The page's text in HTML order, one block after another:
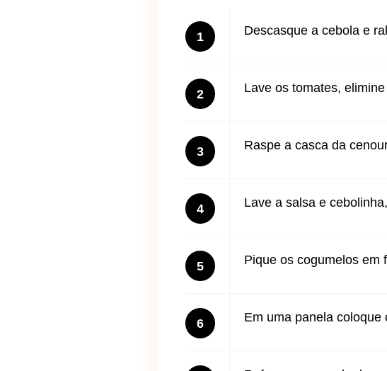
1 Descasque a cebola e
2 Lave os tomates,
3 Raspe a casca da
4 Lave a salsa e
5 Pique os cogumelos em
6 Em uma panela